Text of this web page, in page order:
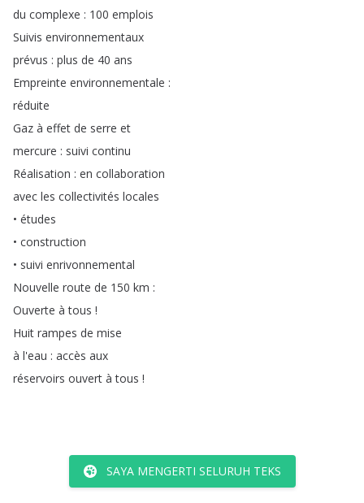
du complexe : 100 emplois
Suivis environnementaux
prévus : plus de 40 ans
Empreinte environnementale :
réduite
Gaz à effet de serre et
mercure : suivi continu
Réalisation : en collaboration
avec les collectivités locales
• études
• construction
• suivi enrivonnemental
Nouvelle route de 150 km :
Ouverte à tous !
Huit rampes de mise
à l'eau : accès aux
réservoirs ouvert à tous !
SAYA MENGERTI SELURUH TEKS